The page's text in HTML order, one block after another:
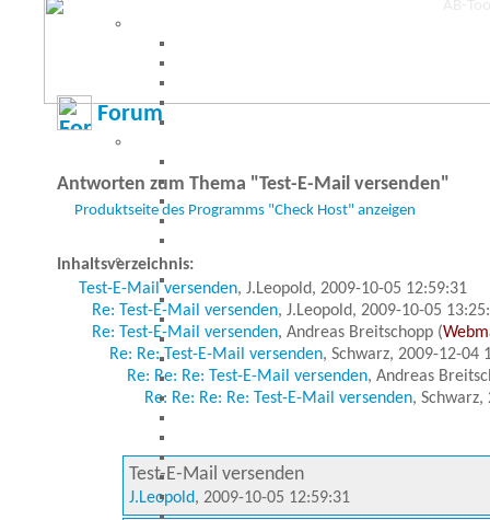
Forum
Antworten zum Thema "Test-E-Mail versenden"
Produktseite des Programms "Check Host" anzeigen
Inhaltsverzeichnis:
Test-E-Mail versenden, J.Leopold, 2009-10-05 12:59:31
Re: Test-E-Mail versenden, J.Leopold, 2009-10-05
Re: Test-E-Mail versenden, Andreas Breitschopp (
Re: Re: Test-E-Mail versenden, Schwarz, 2009-12-04
Re: Re: Re: Test-E-Mail versenden, Andreas
Re: Re: Re: Re: Test-E-Mail versenden,
Test-E-Mail versenden
J.Leopold, 2009-10-05 12:59:31